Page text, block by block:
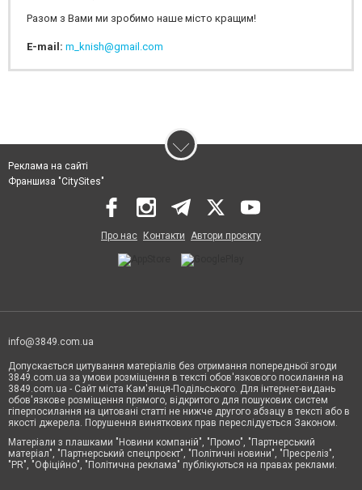
Разом з Вами ми зробимо наше місто кращим!
E-mail: m_knish@gmail.com
Реклама на сайті
Франшиза "CitySites"
Про нас Контакти Автори проєкту
info@3849.com.ua
Допускається цитування матеріалів без отримання попередньої згоди
3849.com.ua за умови розміщення в тексті обов'язкового посилання на
3849.com.ua - Сайт міста Кам'янця-Подільського. Для інтернет-видань
обов'язкове розміщення прямого, відкритого для пошукових систем
гіперпосилання на цитовані статті не нижче другого абзацу в тексті або в
якості джерела. Порушення виняткових прав переслідується Законом.
Матеріали з плашками "Новини компаній", "Промо", "Партнерський
матеріал", "Партнерський спецпроєкт", "Політичні новини", "Пресреліз",
"PR", "Офіційно", "Політична реклама" публікуються на правах реклами.